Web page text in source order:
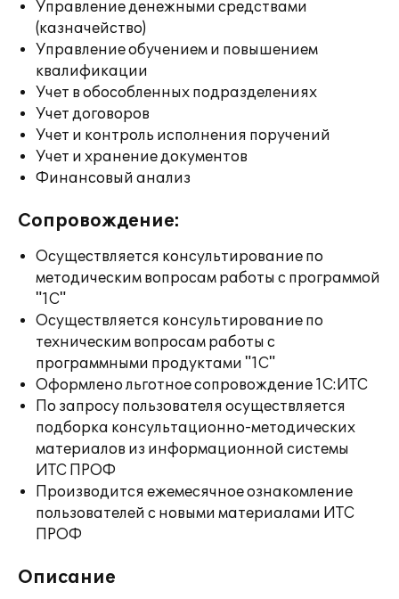
Управление денежными средствами
(казначейство)
Управление обучением и повышением
квалификации
Учет в обособленных подразделениях
Учет договоров
Учет и контроль исполнения поручений
Учет и хранение документов
Финансовый анализ
Сопровождение:
Осуществляется консультирование по
методическим вопросам работы с программой
"1С"
Осуществляется консультирование по
техническим вопросам работы с
программными продуктами "1С"
Оформлено льготное сопровождение 1С:ИТС
По запросу пользователя осуществляется
подборка консультационно-методических
материалов из информационной системы
ИТС ПРОФ
Производится ежемесячное ознакомление
пользователей с новыми материалами ИТС
ПРОФ
Описание